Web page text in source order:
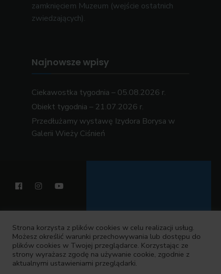
zamknięciem Muzeum (wejście ostatnich
zwiedzających).
Najnowsze wpisy
Ciekawostka tygodnia – 05.08.2026 r.
Obiekt tygodnia – 21.07.2026 r.
Przedłużamy wystawę Izydora Borysa w
Galerii Wieży Ciśnień
Muzeum Wodociągów w Bydgoszczy
Strona korzysta z plików cookies w celu realizacji usług.
Możesz określić warunki przechowywania lub dostępu do
plików cookies w Twojej przeglądarce. Korzystając ze
strony wyrażasz zgodę na używanie cookie, zgodnie z
aktualnymi ustawieniami przeglądarki.